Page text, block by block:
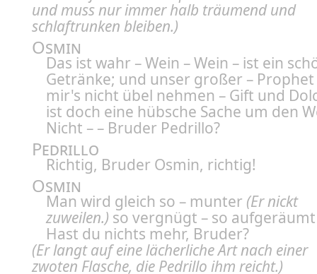
und muss nur immer halb träumend und
schlaftrunken bleiben.)
Osmin
Das ist wahr – Wein – Wein – ist ein
Getränke; und unser großer –
mir's nicht übel nehmen – Gift und
ist doch eine hübsche Sache um den
Nicht – – Bruder Pedrillo?
Pedrillo
Richtig, Bruder Osmin, richtig!
Osmin
Man wird gleich so – munter (Er nickt
zuweilen.) so vergnügt – so aufgeräumt
Hast du nichts mehr, Bruder?
(Er langt auf eine lächerliche Art nach einer
zwoten Flasche, die Pedrillo ihm reicht.)